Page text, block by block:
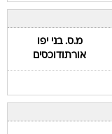
מ.ס. בני יפו
אורתודוכסים